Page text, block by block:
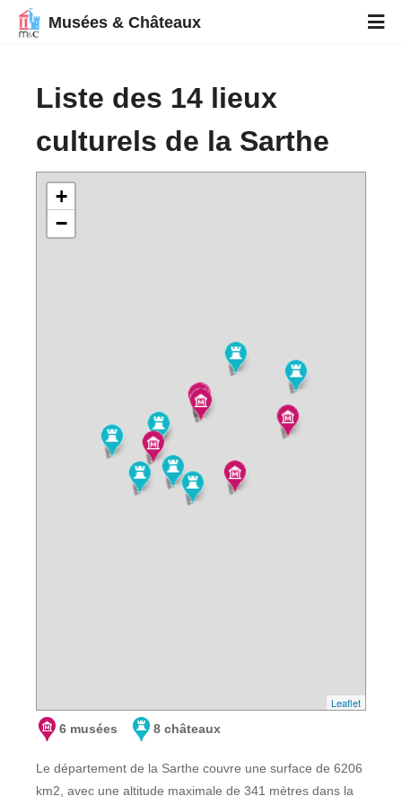
Musées & Châteaux
Liste des 14 lieux
culturels de la Sarthe
+
−
Leaflet
6 musées
8 châteaux
Le département de la Sarthe couvre une surface de 6206
km2, avec une altitude maximale de 341 mètres dans la